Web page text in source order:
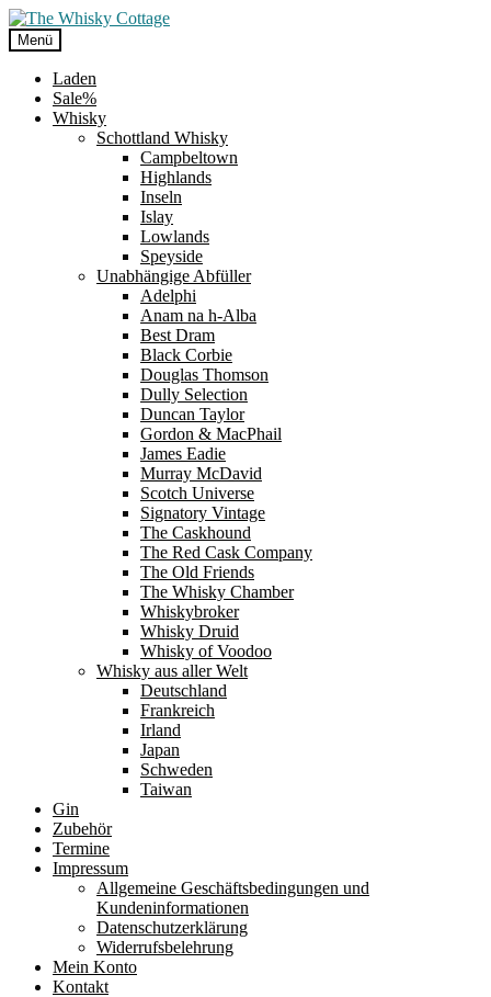
Zur
Navigation
springen
Zum
Inhalt
springen
Menü
Laden
Sale%
Whisky
Schottland Whisky
Campbeltown
Highlands
Inseln
Islay
Lowlands
Speyside
Unabhängige Abfüller
Adelphi
Anam na h-Alba
Best Dram
Black Corbie
Douglas Thomson
Dully Selection
Duncan Taylor
Gordon & MacPhail
James Eadie
Murray McDavid
Scotch Universe
Signatory Vintage
The Caskhound
The Red Cask Company
The Old Friends
The Whisky Chamber
Whiskybroker
Whisky Druid
Whisky of Voodoo
Whisky aus aller Welt
Deutschland
Frankreich
Irland
Japan
Schweden
Taiwan
Gin
Zubehör
Termine
Impressum
Allgemeine Geschäftsbedingungen und
Kundeninformationen
Datenschutzerklärung
Widerrufsbelehrung
Mein Konto
Kontakt